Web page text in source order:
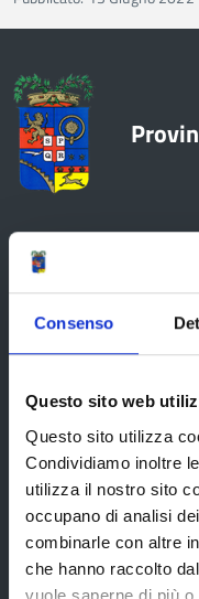
Consenso
Questo sito web
Questo sito utilizza
Condividiamo inoltre
utilizza il nostro sito
occupano di analisi
combinarle con altre
che hanno raccolto
vuole saperne di più
La Provincia
Uffici e orari
Storia della Provincia
Edifici e Parchi
Elezioni